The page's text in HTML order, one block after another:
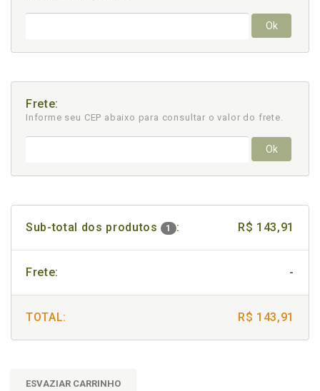
Ok
Frete:
Informe seu CEP abaixo para consultar o valor do frete.
Ok
Sub-total dos produtos 1 : R$ 143,91
Frete: -
TOTAL: R$ 143,91
ESVAZIAR CARRINHO